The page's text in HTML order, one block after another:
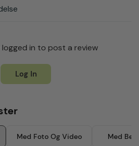
logged in to post a review
Log In
Med Foto Og Video Med